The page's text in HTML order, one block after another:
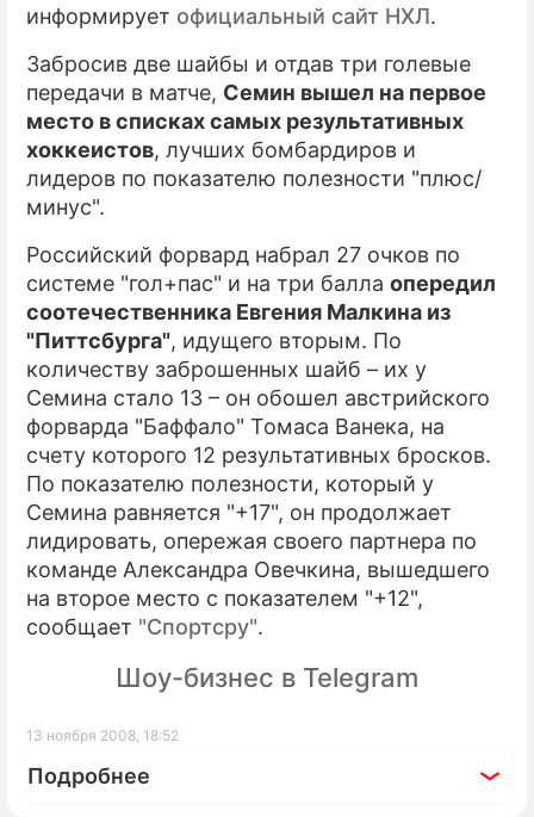
информирует официальный сайт НХЛ.
Забросив две шайбы и отдав три голевые
передачи в матче, Семин вышел на первое
место в списках самых результативных
хоккеистов, лучших бомбардиров и
лидеров по показателю полезности "плюс/
минус".
Российский форвард набрал 27 очков по
системе "гол+пас" и на три балла опередил
соотечественника Евгения Малкина из
"Питтсбурга", идущего вторым. По
количеству заброшенных шайб – их у
Семина стало 13 – он обошел австрийского
форварда "Баффало" Томаса Ванека, на
счету которого 12 результативных бросков.
По показателю полезности, который у
Семина равняется "+17", он продолжает
лидировать, опережая своего партнера по
команде Александра Овечкина, вышедшего
на второе место с показателем "+12",
сообщает "Спортсру".
Шоу-бизнес в Telegram
13 ноября 2008, 18:52
Подробнее